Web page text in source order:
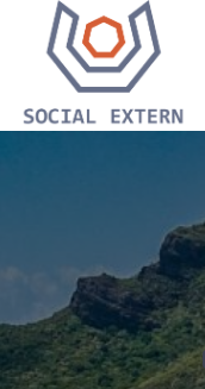
Notre groupe
Notre blog